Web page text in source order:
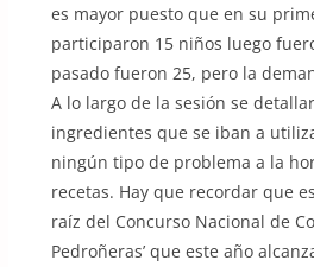
es mayor puesto que en su
participaron 15 niños luego
pasado fueron 25, pero la
A lo largo de la sesión se
ingredientes que se iban a
ningún tipo de problema a la
recetas. Hay que recordar que
raíz del Concurso Nacional de
Pedroñeras’ que este año